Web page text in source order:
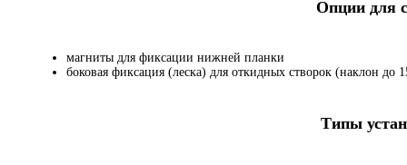
Опции для
магниты для фиксации нижней планки
боковая фиксация (леска) для откидных створок (наклон до
Типы